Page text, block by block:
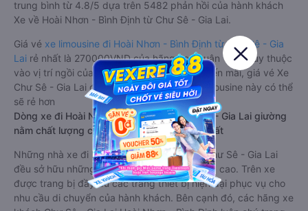
trung bình từ 4.8/5 dựa trên 5482 phản hồi của hành khách
Xe về Hoài Nhơn - Bình Định từ Chư Sê - Gia Lai.
Giá vé xe limousine đi Hoài Nhơn - Bình Định từ Chư Sê - Gia
Lai rẻ nhất là 270000VND của hãng xe Thuận Tiến. Tùy thuộc
vào vị trí ngồi của bạn và chương trình khuyến mãi, giá vé Xe
Chư Sê - Gia Lai đi Hoài Nhơn - Bình Định limousine này có thể
sẽ rẻ hơn
Dòng xe đi Hoài Nhơn - Bình Định từ Chư Sê - Gia Lai giường
nằm chất lượng cao: Thoải mái, giá cả tốt nhất
Những nhà xe đi Hoài Nhơn - Bình Định từ Chư Sê - Gia Lai
đều sở hữu những xe giường nằm chất lượng cao. Trên xe
được trang bị đầy đủ các trang thiết bị hiện đại phục vụ cho
nhu cầu di chuyển của hành khách. Bên cạnh đó, các hãng xe